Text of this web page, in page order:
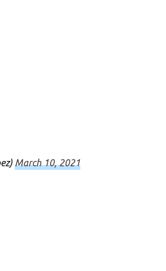
March 10, 2021